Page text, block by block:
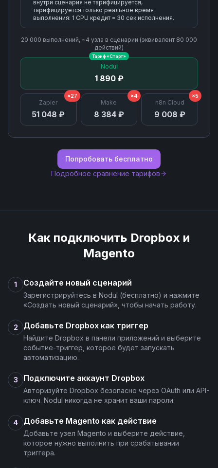
внутри сценария не тарифицируется,
тарифицируется только реальное время
выполнения: 1 CPU кредит = 30 сек исполнения.
20 000 выполнений, ~4 узла в сценарии (эквивалент 80 000
действий)
Nodul
1 890 ₽
Тариф «Старт»
Zapier
51 048 ₽
×27
Make
8 384 ₽
×4
n8n Cloud
9 008 ₽
×5
Попробовать бесплатно
Подробное сравнение тарифов
Как подключить Dropbox и
Magento
1 Создайте новый сценарий
Зарегистрируйтесь в Nodul (бесплатно) и нажмите
«Создать новый сценарий», чтобы начать работу.
2 Добавьте Dropbox как триггер
Найдите Dropbox в панели приложений и выберите
событие-триггер, которое будет запускать
автоматизацию.
3 Подключите аккаунт Dropbox
Авторизуйте Dropbox безопасно через OAuth или API-
ключ. Nodul никогда не хранит ваши пароли.
4 Добавьте Magento как действие
Добавьте узел Magento и выберите действие,
которое нужно выполнить при срабатывании
триггера.